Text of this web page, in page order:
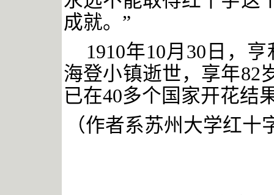
成就。”
1910年10月30日，
海登小镇逝世，享年82
已在40多个国家开花结
（作者系苏州大学红